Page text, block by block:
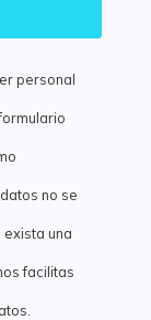
personal
no se
una
facilitas